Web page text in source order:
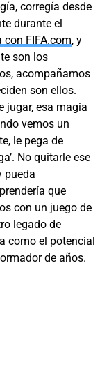
corregía desde
durante el
con FIFA.com, y
son los
acompañamos
son ellos.
jugar, esa magia
vemos un
le pega de
No quitarle ese
pueda
que
con un juego de
legado de
como el potencial
de años.